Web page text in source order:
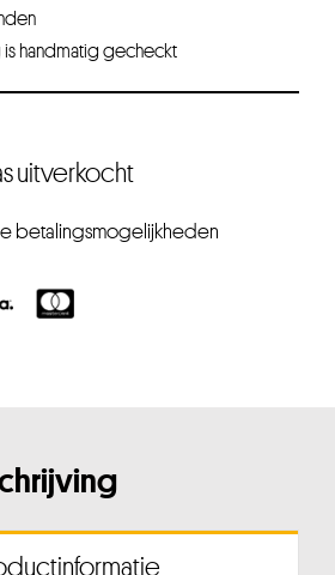
handmatig gecheckt
uitverkocht
betalingsmogelijkheden